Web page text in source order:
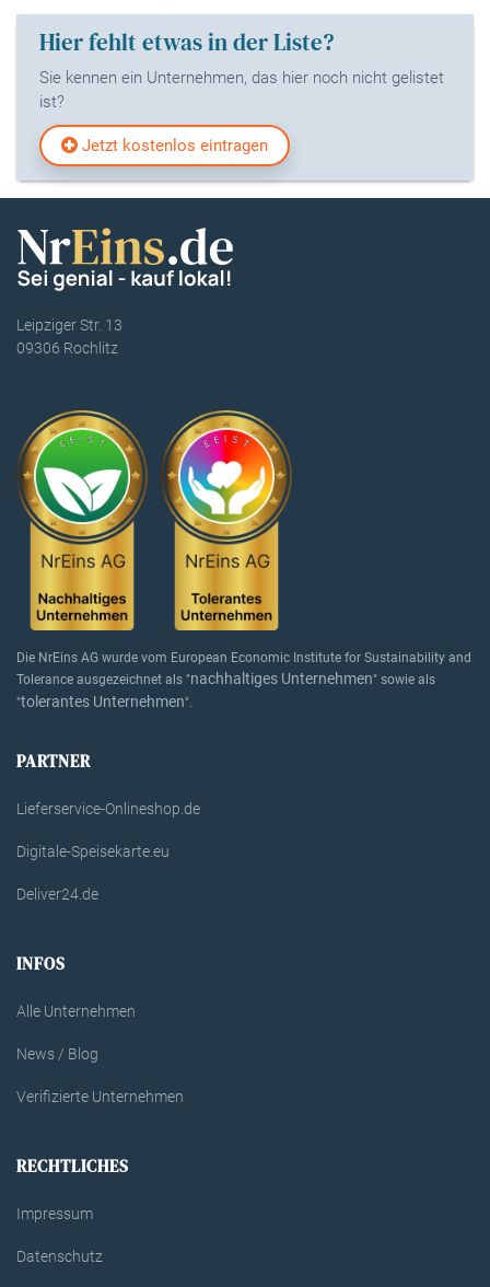
Hier fehlt etwas in der Liste?
Sie kennen ein Unternehmen, das hier noch nicht gelistet
ist?
Jetzt kostenlos eintragen
Leipziger Str. 13
09306 Rochlitz
Die NrEins AG wurde vom European Economic Institute for Sustainability and
Tolerance ausgezeichnet als "nachhaltiges Unternehmen" sowie als
"tolerantes Unternehmen".
PARTNER
Lieferservice-Onlineshop.de
Digitale-Speisekarte.eu
Deliver24.de
INFOS
Alle Unternehmen
News / Blog
Verifizierte Unternehmen
RECHTLICHES
Impressum
Datenschutz